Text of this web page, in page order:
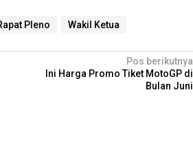
Pleno Wakil Ketua
Pos berikutnya
Ini Harga Promo Tiket MotoGP di
Bulan Juni